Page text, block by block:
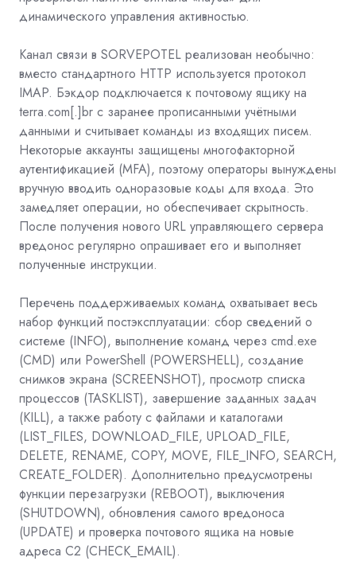
динамического управления активностью.
Канал связи в SORVEPOTEL реализован необычно:
вместо стандартного HTTP используется протокол
IMAP. Бэкдор подключается к почтовому ящику на
terra.com[.]br с заранее прописанными учётными
данными и считывает команды из входящих писем.
Некоторые аккаунты защищены многофакторной
аутентификацией (MFA), поэтому операторы вынуждены
вручную вводить одноразовые коды для входа. Это
замедляет операции, но обеспечивает скрытность.
После получения нового URL управляющего сервера
вредонос регулярно опрашивает его и выполняет
полученные инструкции.
Перечень поддерживаемых команд охватывает весь
набор функций постэксплуатации: сбор сведений о
системе (INFO), выполнение команд через cmd.exe
(CMD) или PowerShell (POWERSHELL), создание
снимков экрана (SCREENSHOT), просмотр списка
процессов (TASKLIST), завершение заданных задач
(KILL), а также работу с файлами и каталогами
(LIST_FILES, DOWNLOAD_FILE, UPLOAD_FILE,
DELETE, RENAME, COPY, MOVE, FILE_INFO, SEARCH,
CREATE_FOLDER). Дополнительно предусмотрены
функции перезагрузки (REBOOT), выключения
(SHUTDOWN), обновления самого вредоноса
(UPDATE) и проверка почтового ящика на новые
адреса C2 (CHECK_EMAIL).